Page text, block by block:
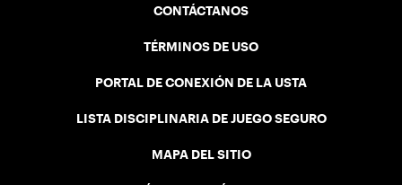
CONTÁCTANOS
TÉRMINOS DE USO
PORTAL DE CONEXIÓN DE LA USTA
LISTA DISCIPLINARIA DE JUEGO SEGURO
MAPA DEL SITIO